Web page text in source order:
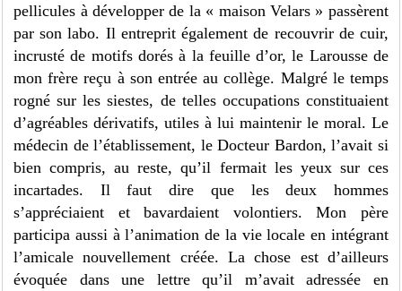
pellicules à développer de la « maison Velars » passèrent
par son labo. Il entreprit également de recouvrir de cuir,
incrusté de motifs dorés à la feuille d’or, le Larousse de
mon frère reçu à son entrée au collège. Malgré le temps
rogné sur les siestes, de telles occupations constituaient
d’agréables dérivatifs, utiles à lui maintenir le moral. Le
médecin de l’établissement, le Docteur Bardon, l’avait si
bien compris, au reste, qu’il fermait les yeux sur ces
incartades. Il faut dire que les deux hommes
s’appréciaient et bavardaient volontiers. Mon père
participa aussi à l’animation de la vie locale en intégrant
l’amicale nouvellement créée. La chose est d’ailleurs
évoquée dans une lettre qu’il m’avait adressée en